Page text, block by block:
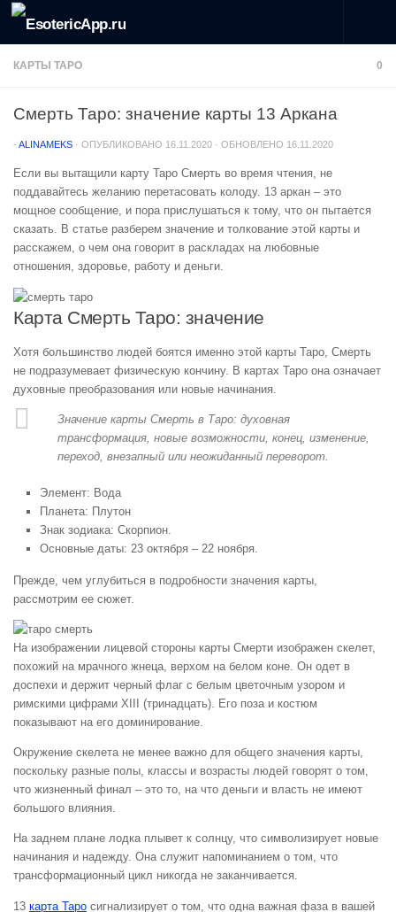
Перейти к содержимому
КАРТЫ ТАРО 0
Смерть Таро: значение карты 13 Аркана
- ALINAMEKS · ОПУБЛИКОВАНО 16.11.2020 · ОБНОВЛЕНО 16.11.2020
Если вы вытащили карту Таро Смерть во время чтения, не
поддавайтесь желанию перетасовать колоду. 13 аркан – это
мощное сообщение, и пора прислушаться к тому, что он пытается
сказать. В статье разберем значение и толкование этой карты и
расскажем, о чем она говорит в раскладах на любовные
отношения, здоровье, работу и деньги.
Карта Смерть Таро: значение
Хотя большинство людей боятся именно этой карты Таро, Смерть
не подразумевает физическую кончину. В картах Таро она означает
духовные преобразования или новые начинания.
Значение карты Смерть в Таро: духовная
трансформация, новые возможности, конец, изменение,
переход, внезапный или неожиданный переворот.
Элемент: Вода
Планета: Плутон
Знак зодиака: Скорпион.
Основные даты: 23 октября – 22 ноября.
Прежде, чем углубиться в подробности значения карты,
рассмотрим ее сюжет.
На изображении лицевой стороны карты Смерти изображен скелет,
похожий на мрачного жнеца, верхом на белом коне. Он одет в
доспехи и держит черный флаг с белым цветочным узором и
римскими цифрами XIII (тринадцать). Его поза и костюм
показывают на его доминирование.
Окружение скелета не менее важно для общего значения карты,
поскольку разные полы, классы и возрасты людей говорят о том,
что жизненный финал – это то, на что деньги и власть не имеют
большого влияния.
На заднем плане лодка плывет к солнцу, что символизирует новые
начинания и надежду. Она служит напоминанием о том, что
трансформационный цикл никогда не заканчивается.
13 карта Таро сигнализирует о том, что одна важная фаза в вашей